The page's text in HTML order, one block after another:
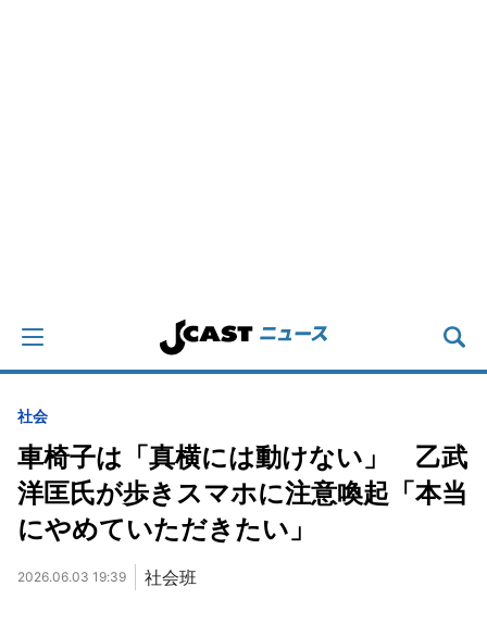
社会
車椅子は「真横には動けない」 乙武
洋匡氏が歩きスマホに注意喚起「本当
にやめていただきたい」
2026.06.03 19:39 社会班